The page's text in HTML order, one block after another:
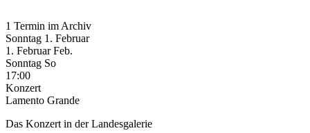
1 Termin im Archiv
Sonntag 1. Februar
1. Februar Feb.
Sonntag So
17:00
Konzert
Lamento Grande
Das Konzert in der Landesgalerie